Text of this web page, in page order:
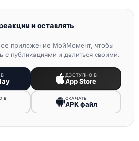
и оставлять
приложение МойМомент, чтобы
с публикациями и делиться своими.
ДОСТУПНО В
App Store
В СКАЧАТЬ
APK файл